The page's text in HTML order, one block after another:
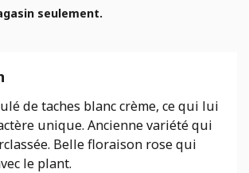
seulement.
de taches blanc crème, ce qui lui
unique. Ancienne variété qui
Belle floraison rose qui
le plant.